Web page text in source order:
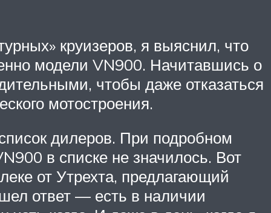
круизеров, я выяснил, что
модели VN900. Начитавшись о
чтобы даже отказаться
мотостроения.
дилеров. При подробном
в списке не значилось. Вот
от Утрехта, предлагающий
ответ — есть в наличии